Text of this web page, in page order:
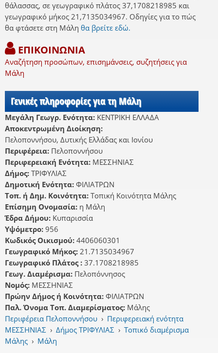
θάλασσας, σε γεωγραφικό πλάτος 37,1708218985 και
γεωγραφικό μήκος 21,7135034967. Οδηγίες για το πώς
θα φτάσετε στη Μάλη θα βρείτε εδώ.
ΕΠΙΚΟΙΝΩΝΙΑ
Αναζήτηση προσώπων, επισημάνσεις, συζητήσεις για
Μάλη
Γενικές πληροφορίες για τη Μάλη
Μεγάλη Γεωγρ. Ενότητα: ΚΕΝΤΡΙΚΗ ΕΛΛΑΔΑ
Αποκεντρωμένη Διοίκηση:
Πελοποννήσου, Δυτικής Ελλάδας και Ιονίου
Περιφέρεια: Πελοποννήσου
Περιφερειακή Ενότητα: ΜΕΣΣΗΝΙΑΣ
Δήμος: ΤΡΙΦΥΛΙΑΣ
Δημοτική Ενότητα: ΦΙΛΙΑΤΡΩΝ
Τοπ. ή Δημ. Κοινότητα: Τοπική Κοινότητα Μάλης
Επίσημη Ονομασία: η Μάλη
Έδρα Δήμου: Κυπαρισσία
Υψόμετρο: 956
Κωδικός Οικισμού: 4406060301
Γεωγραφικό Μήκος: 21.7135034967
Γεωγραφικό Πλάτος : 37.1708218985
Γεωγ. Διαμέρισμα: Πελοπόννησος
Νομός: ΜΕΣΣΗΝΙΑΣ
Πρώην Δήμος ή Κοινότητα: ΦΙΛΙΑΤΡΩΝ
Παλ. Όνομα Τοπ. Διαμερίσματος: Μάλης
Περιφέρεια Πελοποννήσου › Περιφερειακή ενότητα
ΜΕΣΣΗΝΙΑΣ › Δήμος ΤΡΙΦΥΛΙΑΣ › Τοπικό διαμέρισμα
Μάλης › Μάλη